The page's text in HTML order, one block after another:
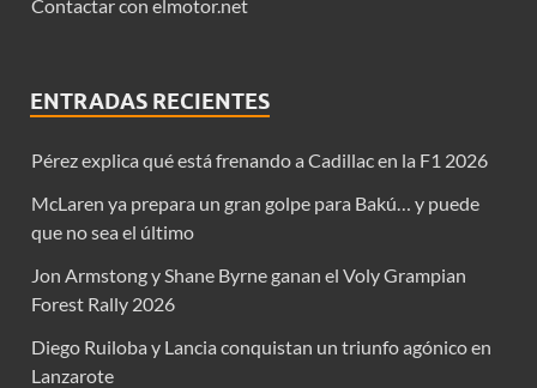
Contactar con elmotor.net
ENTRADAS RECIENTES
Pérez explica qué está frenando a Cadillac en la F1 2026
McLaren ya prepara un gran golpe para Bakú… y puede
que no sea el último
Jon Armstong y Shane Byrne ganan el Voly Grampian
Forest Rally 2026
Diego Ruiloba y Lancia conquistan un triunfo agónico en
Lanzarote